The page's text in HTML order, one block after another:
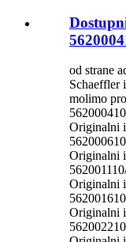
od strane
Schaeffler
molimo
Originalni
Originalni
Originalni
Originalni